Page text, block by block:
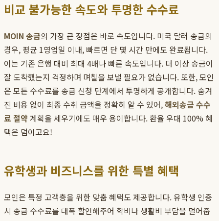
비교 불가능한 속도와 투명한 수수료
MOIN 송금의 가장 큰 장점은 바로 속도입니다. 미국 달러 송금의
경우, 평균 1영업일 이내, 빠르면 단 몇 시간 만에도 완료됩니다.
이는 기존 은행 대비 최대 4배나 빠른 속도입니다. 더 이상 송금이
잘 도착했는지 걱정하며 며칠을 보낼 필요가 없습니다. 또한, 모인
은 모든 수수료를 송금 신청 단계에서 투명하게 공개합니다. 숨겨
진 비용 없이 최종 수취 금액을 정확히 알 수 있어,해외송금 수수
료 절약 계획을 세우기에도 매우 용이합니다. 환율 우대 100% 혜
택은 덤이고요!
유학생과 비즈니스를 위한 특별 혜택
모인은 특정 고객층을 위한 맞춤 혜택도 제공합니다. 유학생 인증
시 송금 수수료를 대폭 할인해주어 학비나 생활비 부담을 덜어줍